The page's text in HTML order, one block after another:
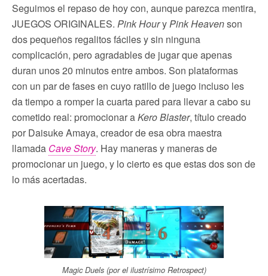
Seguimos el repaso de hoy con, aunque parezca mentira,
JUEGOS ORIGINALES. Pink HouryPink Heavenson
dos pequeños regalitos fáciles y sin ninguna
complicación, pero agradables de jugar que apenas
duran unos 20 minutos entre ambos. Son plataformas
con un par de fases en cuyo ratillo de juego incluso les
da tiempo a romper la cuarta pared para llevar a cabo su
cometido real: promocionar aKero Blaster, título creado
por Daisuke Amaya, creador de esa obra maestra
llamada Cave Story. Hay maneras y maneras de
promocionar un juego, y lo cierto es que estas dos son de
lo más acertadas.
Magic Duels (por el ilustrísimo Retrospect)